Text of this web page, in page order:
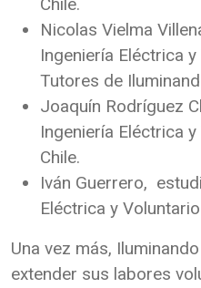
Chile.
Nicolas Vielma
Ingeniería Eléctrica
Tutores de
Joaquín Rodríguez
Ingeniería Eléctrica
Chile.
Iván Guerrero,
Eléctrica y
Una vez más,
extender sus labores